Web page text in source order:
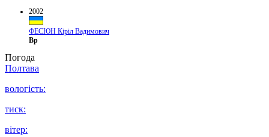
2002
ФЕСЮН Кіріл Вадимович
Вр
Погода
Полтава
вологість:
тиск:
вітер: